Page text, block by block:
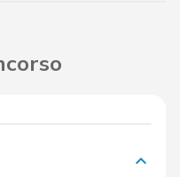
keyboard_arrow_down